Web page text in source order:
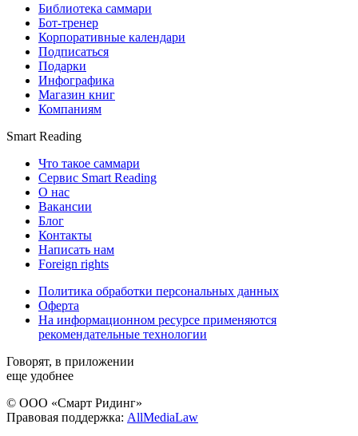
Библиотека саммари
Бот-тренер
Корпоративные календари
Подписаться
Подарки
Инфографика
Магазин книг
Компаниям
Smart Reading
Что такое саммари
Сервис Smart Reading
О нас
Вакансии
Блог
Контакты
Написать нам
Foreign rights
Политика обработки персональных данных
Оферта
На информационном ресурсе применяются
рекомендательные технологии
Говорят, в приложении
еще удобнее
© ООО «Смарт Ридинг»
Правовая поддержка: AllMediaLaw